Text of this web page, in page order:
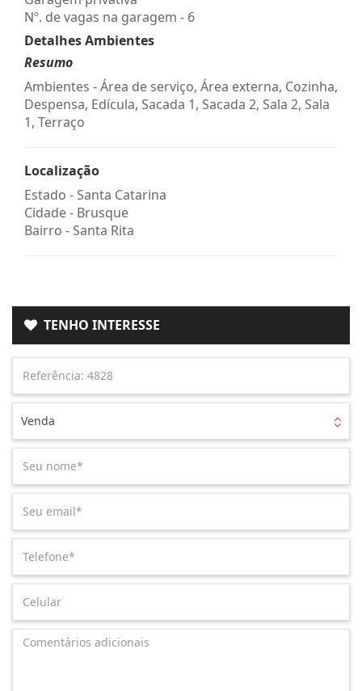
Nº. de vagas na garagem - 6
Detalhes Ambientes
Resumo
Ambientes - Área de serviço, Área externa, Cozinha,
Despensa, Edícula, Sacada 1, Sacada 2, Sala 2, Sala
1, Terraço
Localização
Estado -Santa Catarina
Cidade - Brusque
Bairro -Santa Rita
TENHO INTERESSE
Venda